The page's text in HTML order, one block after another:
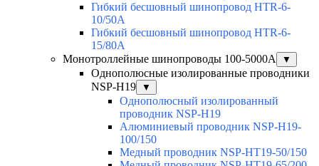
Гибкий бесшовный шинопровод HTR-6-
10/50A
Гибкий бесшовный шинопровод HTR-6-
15/80A
Монотроллейные шинопроводы 100-5000А
▼
Однополюсные изолированные проводники
NSP-H19
▼
Однополюсный изолированный
проводник NSP-H19
Алюминиевый проводник NSP-H19-
100/150
Медный проводник NSP-HT19-50/150